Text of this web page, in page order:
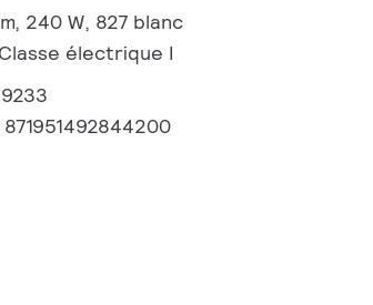
240 W, 827 blanc
électrique I
871951492844200